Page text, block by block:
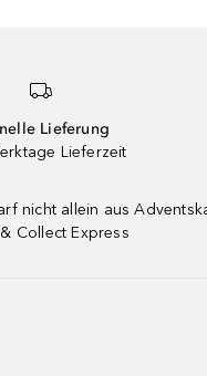
Lieferung
Lieferzeit
nicht allein aus
Collect Express